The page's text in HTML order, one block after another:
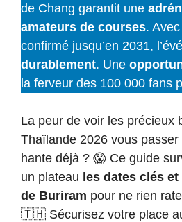
de Chang garantit une
amateurs de courses.
confirmé jusqu’en 2031,
durablement. Une
la ferveur des 100 000 fans
La peur de voir les précieux
Thaïlande 2026 vous
hante déjà ? 😱 Ce guide
un plateau les dates clés et
de Buriram pour ne rien
🇹🇭 Sécurisez votre place